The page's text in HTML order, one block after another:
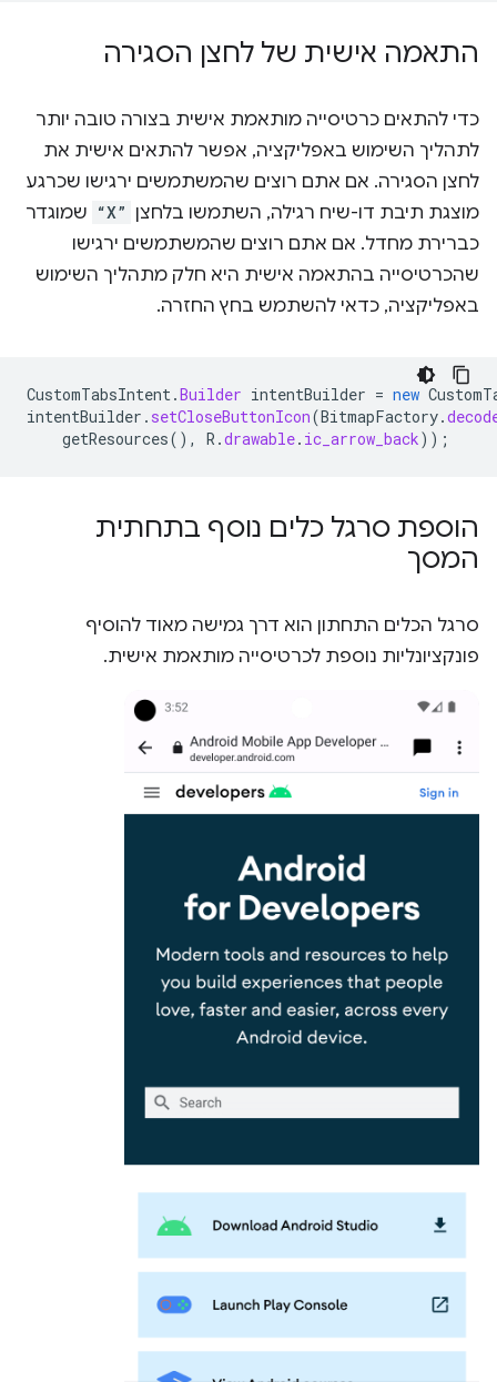
התאמה אישית של לחצן הסגירה
כדי להתאים כרטיסייה מותאמת אישית בצורה טובה יותר
לתהליך השימוש באפליקציה, אפשר להתאים אישית את
לחצן הסגירה. אם אתם רוצים שהמשתמשים ירגישו שכרגע
מוצגת תיבת דו-שיח רגילה, השתמשו בלחצן “X” שמוגדר
כברירת מחדל. אם אתם רוצים שהמשתמשים ירגישו
שהכרטיסייה בהתאמה אישית היא חלק מתהליך השימוש
באפליקציה, כדאי להשתמש בחץ החזרה.
CustomTabsIntent.Builder intentBuilder = new
intentBuilder . setCloseButtonIcon(BitmapFactory.
getResources(), R .drawable. ic_arrow_back));
הוספת סרגל כלים נוסף בתחתית
המסך
סרגל הכלים התחתון הוא דרך גמישה מאוד להוסיף
פונקציונליות נוספת לכרטיסייה מותאמת אישית.